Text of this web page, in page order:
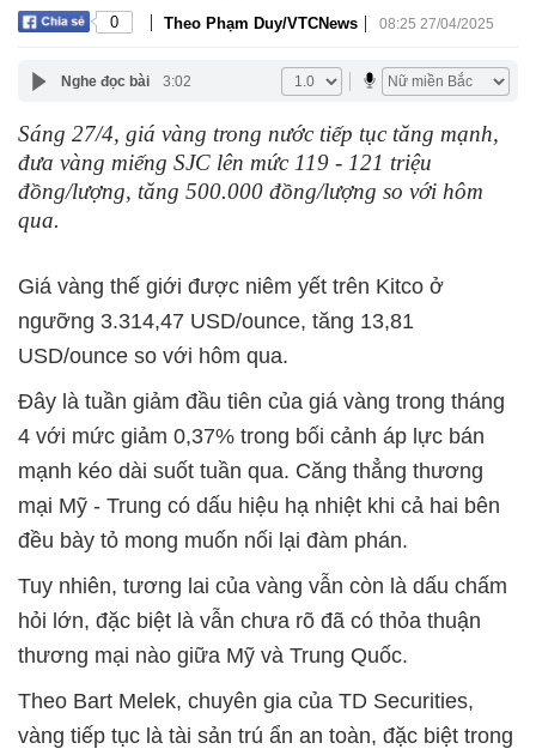
0 | Theo Phạm Duy/VTCNews | 08:25 27/04/2025
Nghe đọc bài 3:02
Sáng 27/4, giá vàng trong nước tiếp tục tăng mạnh,
đưa vàng miếng SJC lên mức 119 - 121 triệu
đồng/lượng, tăng 500.000 đồng/lượng so với hôm
qua.
Giá vàng thế giới được niêm yết trên Kitco ở
ngưỡng 3.314,47 USD/ounce, tăng 13,81
USD/ounce so với hôm qua.
Đây là tuần giảm đầu tiên của giá vàng trong tháng
4 với mức giảm 0,37% trong bối cảnh áp lực bán
mạnh kéo dài suốt tuần qua. Căng thẳng thương
mại Mỹ - Trung có dấu hiệu hạ nhiệt khi cả hai bên
đều bày tỏ mong muốn nối lại đàm phán.
Tuy nhiên, tương lai của vàng vẫn còn là dấu chấm
hỏi lớn, đặc biệt là vẫn chưa rõ đã có thỏa thuận
thương mại nào giữa Mỹ và Trung Quốc.
Theo Bart Melek, chuyên gia của TD Securities,
vàng tiếp tục là tài sản trú ẩn an toàn, đặc biệt trong